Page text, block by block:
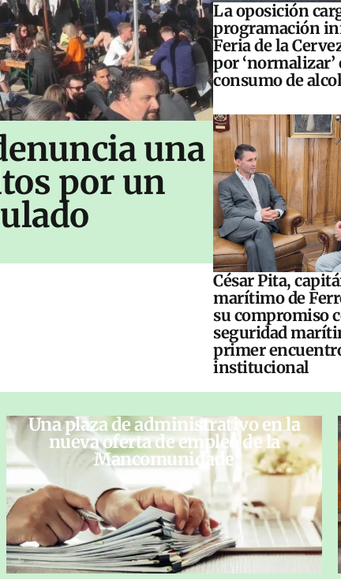
una
por un
La oposición
programación
Feria de la
por ‘normalizar’
consumo de
César Pita,
marítimo de
su compromiso
seguridad
primer
institucional
Una plaza de administrativo en la
nueva oferta de empleo de la
Mancomunidade